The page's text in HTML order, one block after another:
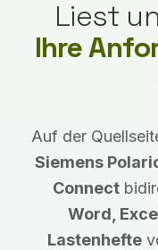
Liest
Ihre
Auf der
Siemens
Connect
Word,
Lastenhefte